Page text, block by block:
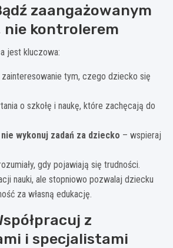
zaangażowanym
nie kontrolerem
jest kluczowa:
tym, czego dziecko się
o szkołę i naukę, które zachęcają do
wykonuj zadań za dziecko – wspieraj
gdy pojawiają się trudności.
nauki, ale stopniowo pozwalaj dziecku
za własną edukację.
z
i specjalistami